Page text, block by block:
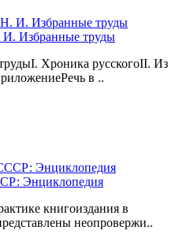
Избранные труды
Хроника русскогоII. Из
в ..
Энциклопедия
книгоиздания в
неопровержи..